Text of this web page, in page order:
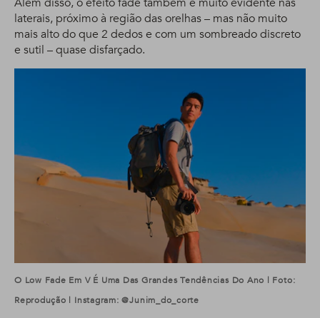
laterais, próximo à região das orelhas – mas não muito
mais alto do que 2 dedos e com um sombreado discreto
e sutil – quase disfarçado.
O Low Fade Em V É Uma Das Grandes Tendências Do Ano | Foto:
Reprodução | Instagram: @junim_do_corte